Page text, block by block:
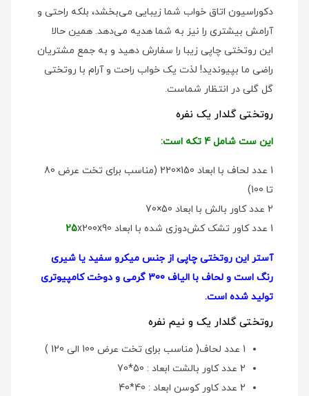
دکوراسیون اتاق خواب شما زیبایی می‌بخشد، بلکه راحتی و
آرامش بیشتری را نیز به شما هدیه می‌دهد. همین حالا
این روتختی چاپی زیبا را سفارش دهید و به جمع مشتریان
راضی ما بپیوندید! لذت یک خواب راحت و آرام با روتختی
گل گلی در انتظار شماست.
روتختی گلدار یک نفره
این ست شامل 4 تکه است:
1 عدد لحاف با ابعاد 150×220 (مناسب برای تخت عرض 80
تا 100)
2 عدد کاور بالش با ابعاد 50×70
1 عدد کاور تشک کش‌دوزی شده با ابعاد
25x200x90
آستر این روتختی چاپی از جنس میکرو سفید یا شیری
رنگ است و لحاف با الیاف 300 گرمی و دوخت کامپیوتری
تولید شده است.
روتختی گلدار یک و نیم نفره
1 عدد لحاف( مناسب برای تخت عرض 100 الی 120 )
2 عدد کاور بالشت ابعاد : 50*70
2 عدد کاور کوسن ابعاد : 40*40